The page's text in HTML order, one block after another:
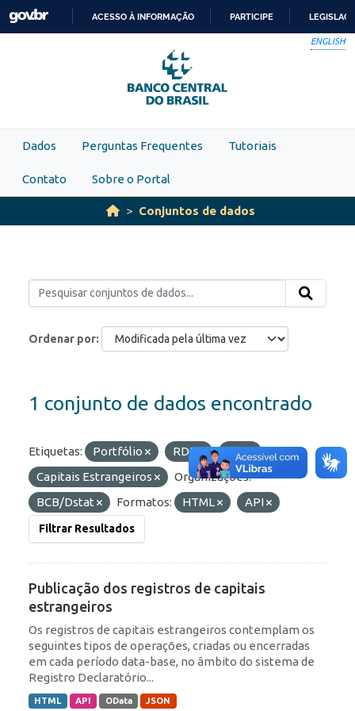
Skip to main content
PARA
O
CONTEÚDO
ACESSO À INFORMAÇÃO PARTICIPE
ENGLISH
Dados Perguntas Frequentes Tutoriais
Contato Sobre o Portal
Conjuntos de dados
Ordenar por
1 conjunto de dados encontrado
Etiquetas: Portfólio RDE
IED
Capitais Estrangeiros
Organizações:
BCB/Dstat
Formatos: HTML API
Filtrar Resultados
Publicação dos registros de capitais
estrangeiros
Os registros de capitais estrangeiros contemplam os
seguintes tipos de operações, criadas ou encerradas
em cada período data-base, no âmbito do sistema de
Registro Declaratório...
HTML API OData JSON